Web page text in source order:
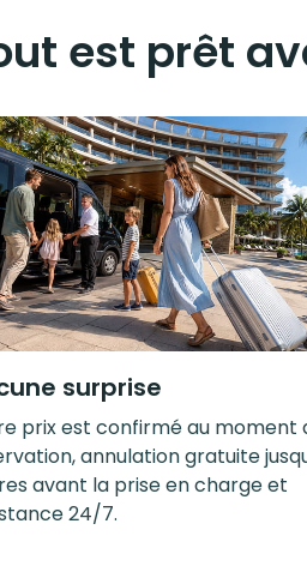
est prêt
surprise
prix est confirmé au moment
annulation gratuite
avant la prise en charge et
24/7.